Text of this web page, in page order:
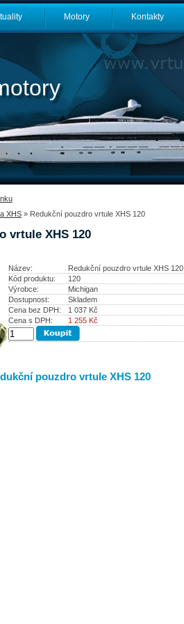
Motory Kontakty
XHS » Redukční pouzdro vrtule XHS 120
vrtule XHS 120
Název:
Redukční pouzdro vrtule XHS 120
Kód produktu:
120
Výrobce:
Michigan
Dostupnost:
Skladem
Cena bez DPH:
1 037 Kč
Cena s DPH:
1 255 Kč
pouzdro vrtule XHS 120